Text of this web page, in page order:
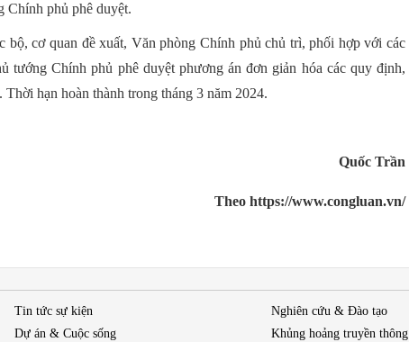
Chính phủ phê duyệt.
bộ, cơ quan đề xuất, Văn phòng Chính phủ chủ trì, phối hợp với các
tướng Chính phủ phê duyệt phương án đơn giản hóa các quy định,
hạn hoàn thành trong tháng 3 năm 2024.
Quốc Trần
Theo https://www.congluan.vn/
Tin tức sự kiện
Nghiên cứu & Đào tạo
Dự án & Cuộc sống
Khủng hoảng truyền thông